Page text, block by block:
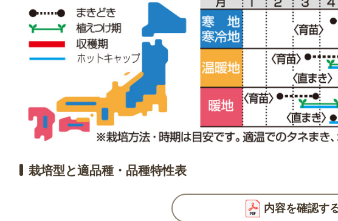
栽培型と適品種・品種特性表
内容を確認す